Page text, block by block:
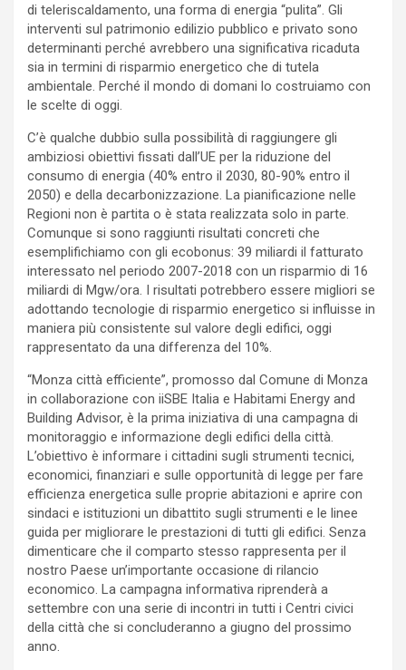
di teleriscaldamento, una forma di energia “pulita”. Gli
interventi sul patrimonio edilizio pubblico e privato sono
determinanti perché avrebbero una significativa ricaduta
sia in termini di risparmio energetico che di tutela
ambientale. Perché il mondo di domani lo costruiamo con
le scelte di oggi.
C’è qualche dubbio sulla possibilità di raggiungere gli
ambiziosi obiettivi fissati dall’UE per la riduzione del
consumo di energia (40% entro il 2030, 80-90% entro il
2050) e della decarbonizzazione. La pianificazione nelle
Regioni non è partita o è stata realizzata solo in parte.
Comunque si sono raggiunti risultati concreti che
esemplifichiamo con gli ecobonus: 39 miliardi il fatturato
interessato nel periodo 2007-2018 con un risparmio di 16
miliardi di Mgw/ora. I risultati potrebbero essere migliori se
adottando tecnologie di risparmio energetico si influisse in
maniera più consistente sul valore degli edifici, oggi
rappresentato da una differenza del 10%.
“Monza città efficiente”, promosso dal Comune di Monza
in collaborazione con iiSBE Italia e Habitami Energy and
Building Advisor, è la prima iniziativa di una campagna di
monitoraggio e informazione degli edifici della città.
L’obiettivo è informare i cittadini sugli strumenti tecnici,
economici, finanziari e sulle opportunità di legge per fare
efficienza energetica sulle proprie abitazioni e aprire con
sindaci e istituzioni un dibattito sugli strumenti e le linee
guida per migliorare le prestazioni di tutti gli edifici. Senza
dimenticare che il comparto stesso rappresenta per il
nostro Paese un’importante occasione di rilancio
economico. La campagna informativa riprenderà a
settembre con una serie di incontri in tutti i Centri civici
della città che si concluderanno a giugno del prossimo
anno.